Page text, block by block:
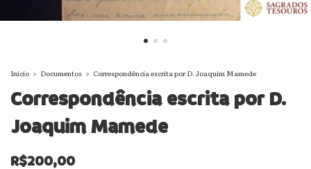
Início > Documentos > Correspondência escrita por D. Joaquim Mamede
Correspondência escrita por D.
Joaquim Mamede
R$200,00